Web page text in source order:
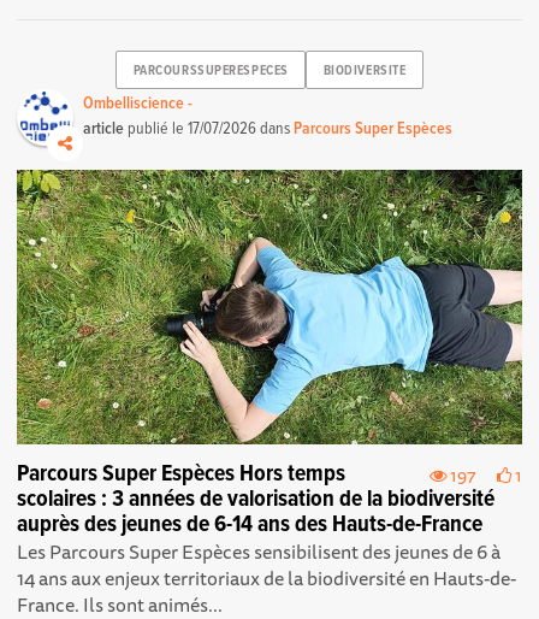
PARCOURSSUPERESPECES BIODIVERSITE
Ombelliscience -
article publié le17/07/2026dans Parcours Super Espèces
197 1
Parcours Super Espèces Hors temps
scolaires : 3 années de valorisation de la biodiversité
auprès des jeunes de 6-14 ans des Hauts-de-France
Les Parcours Super Espèces sensibilisent des jeunes de 6 à
14 ans aux enjeux territoriaux de la biodiversité en Hauts-de-
France. Ils sont animés...